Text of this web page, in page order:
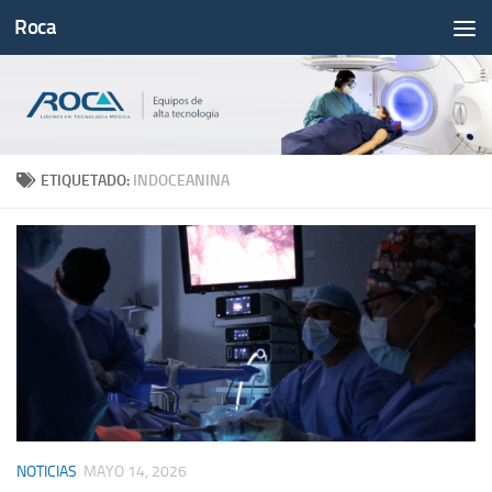
Saltar al contenido
Roca
ETIQUETADO: INDOCEANINA
NOTICIAS MAYO 14, 2026